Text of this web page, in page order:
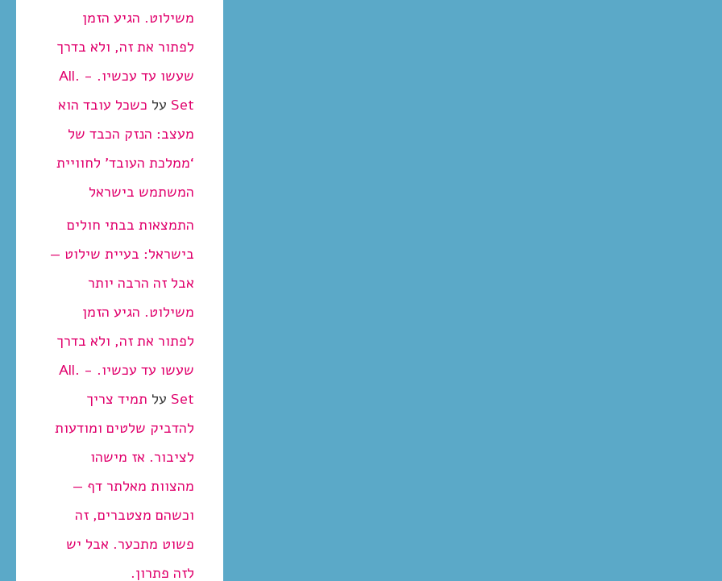
משילוט. הגיע הזמן
לפתור את זה, ולא בדרך
שעשו עד עכשיו. - .All
Set על כשכל עובד הוא
מעצב: הנזק הכבד של
‘ממלכת העובד’ לחוויית
המשתמש בישראל
התמצאות בבתי חולים
בישראל: בעיית שילוט —
אבל זה הרבה יותר
משילוט. הגיע הזמן
לפתור את זה, ולא בדרך
שעשו עד עכשיו. - .All
Set על תמיד צריך
להדביק שלטים ומודעות
לציבור. אז מישהו
מהצוות מאלתר דף —
וכשהם מצטברים, זה
פשוט מתכער. אבל יש
לזה פתרון.